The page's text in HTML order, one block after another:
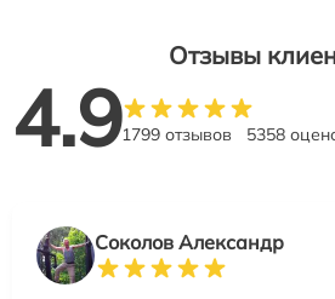
Отзывы
4.91799 отзывов 5358
Соколов Александр